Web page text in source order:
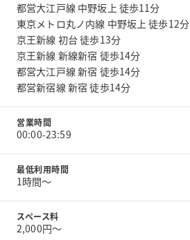
都営大江戸線 中野坂上 徒歩11分
東京メトロ丸ノ内線 中野坂上 徒歩12分
京王新線 初台 徒歩13分
京王新線 新線新宿 徒歩14分
都営大江戸線 新宿 徒歩14分
都営新宿線 新宿 徒歩14分
営業時間
00:00-23:59
最低利用時間
1時間〜
スペース料
2,000円〜